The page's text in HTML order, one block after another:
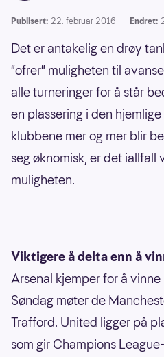
Publisert: 22. februar 2016 Endret:
Det er antakelig en drøy
"ofrer" muligheten til
alle turneringer for å står
en plassering i den
klubbene mer og mer blir
seg øknomisk, er det iallfall
muligheten.
Viktigere å delta enn å
Arsenal kjemper for å vinne
Søndag møter de
Trafford. United ligger på
som gir Champions